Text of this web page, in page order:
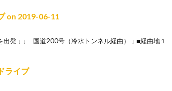
on 2019-06-11
発 ↓ ↓ 国道200号（冷水トンネル経由） ↓ ■経由地１
ライブ